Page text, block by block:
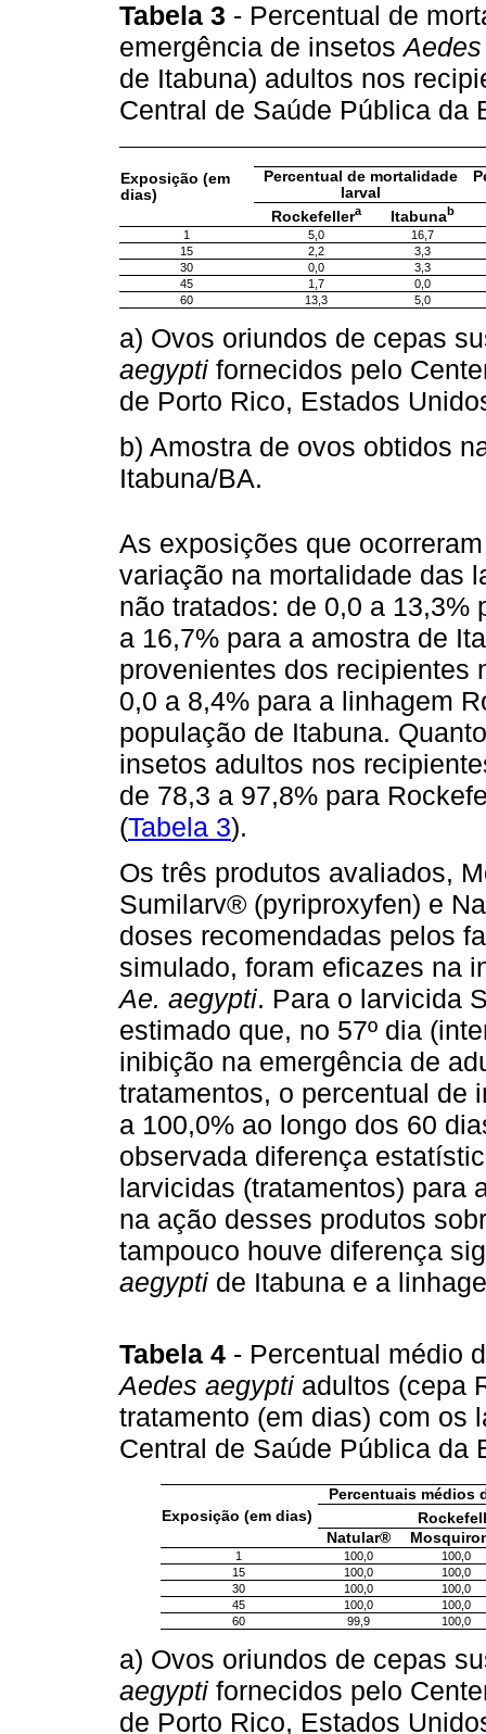
Tabela 3 - Percentual de
emergência de insetos
de Itabuna) adultos nos
Central de Saúde Pública da
Exposição (em
dias)
Percentual de mortalidade
larval
Rockefellera Itabunab
1
5,0
16,7
15
2,2
3,3
30
0,0
3,3
45
1,7
0,0
60
13,3 5,0
a) Ovos oriundos de cepas
aegypti fornecidos pelo
de Porto Rico, Estados
b) Amostra de ovos obtidos
Itabuna/BA.
As exposições que
variação na mortalidade das
não tratados: de 0,0 a 13,3%
a 16,7% para a amostra de
provenientes dos recipientes
0,0 a 8,4% para a linhagem
população de Itabuna.
insetos adultos nos
de 78,3 a 97,8% para
(Tabela 3).
Os três produtos avaliados,
Sumilarv® (pyriproxyfen) e
doses recomendadas pelos
simulado, foram eficazes na
Ae. aegypti. Para o larvicida
estimado que, no 57º dia
inibição na emergência de
tratamentos, o percentual de
a 100,0% ao longo dos 60
observada diferença
larvicidas (tratamentos) para
na ação desses produtos
tampouco houve diferença
aegypti de Itabuna e a
Tabela 4 - Percentual médio
Aedes aegypti adultos (cepa
tratamento (em dias) com os
Central de Saúde Pública da
Exposição (em dias)
Percentuais médios
Natular®
1 100,0
100,0
15
100,0
100,0
30
100,0
100,0
45
100,0
100,0
60
99,9 100,0
a) Ovos oriundos de cepas
aegypti fornecidos pelo
de Porto Rico, Estados